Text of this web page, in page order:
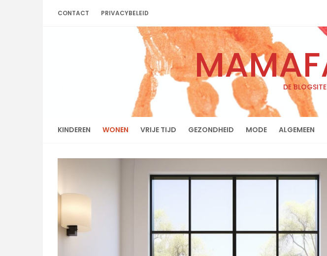
CONTACT PRIVACYBELEID
DE
KINDEREN WONEN VRIJE TIJD GEZONDHEID MODE ALGEMEEN